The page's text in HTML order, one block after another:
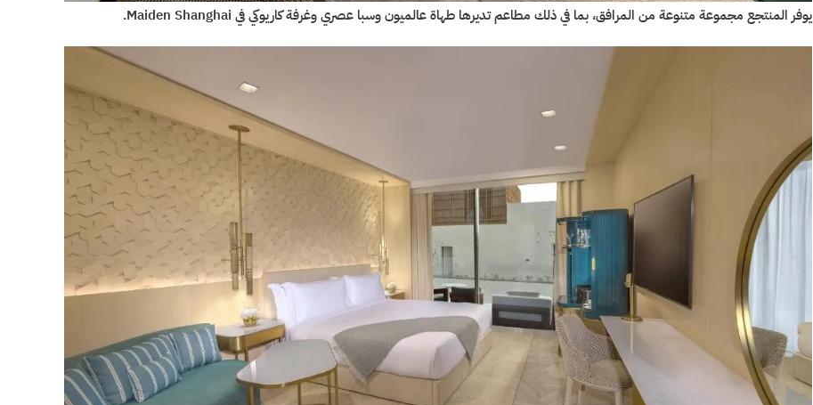
يوفر المنتجع مجموعة متنوعة من المرافق، بما في ذلك مطاعم تديرها طهاة عالميون وسبا عصري وغرفة كاريوكي في Maiden Shanghai.